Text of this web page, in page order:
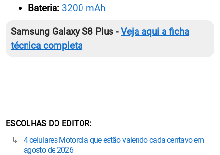
Bateria: 3200 mAh
Samsung Galaxy S8 Plus -Veja aqui a ficha
técnica completa
ESCOLHAS DO EDITOR
4 celulares Motorola que estão valendo cada centavo em
agosto de 2026